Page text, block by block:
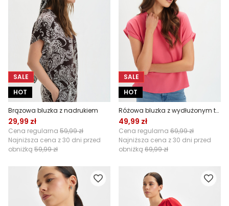
SALE
HOT
Brązowa bluzka z nadrukiem
29,99 zł
Cena regularna 59,99 zł
Najniższa cena z 30 dni przed
obniżką 59,99 zł
SALE
HOT
Różowa bluzka z wydłużonym tyłem
49,99 zł
Cena regularna 69,99 zł
Najniższa cena z 30 dni przed
obniżką 69,99 zł